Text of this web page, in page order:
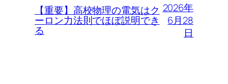
【重要】高校物理の電気はク
ーロン力法則でほぼ説明でき
る
2026年
6月28
日